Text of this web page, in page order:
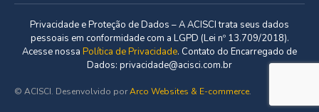
Privacidade e Proteção de Dados – A ACISCI trata seus dados
pessoais em conformidade com a LGPD (Lei nº 13.709/2018).
Acesse nossa Política de Privacidade. Contato do Encarregado de
Dados: privacidade@acisci.com.br
© ACISCI. Desenvolvido porArco Websites & E-commerce.